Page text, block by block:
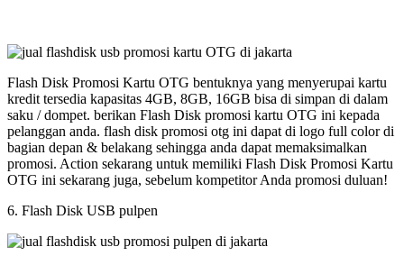
Flash Disk Promosi Kartu OTG bentuknya yang menyerupai kartu
kredit tersedia kapasitas 4GB, 8GB, 16GB bisa di simpan di dalam
saku / dompet. berikan Flash Disk promosi kartu OTG ini kepada
pelanggan anda. flash disk promosi otg ini dapat di logo full color di
bagian depan & belakang sehingga anda dapat memaksimalkan
promosi. Action sekarang untuk memiliki Flash Disk Promosi Kartu
OTG ini sekarang juga, sebelum kompetitor Anda promosi duluan!
6. Flash Disk USB pulpen